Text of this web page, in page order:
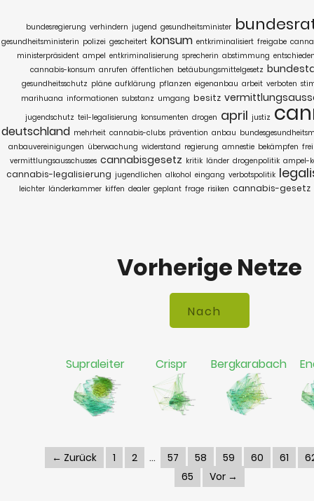
bundesregierung verhindern jugend gesundheitsminister
gesundheitsministerin polizei gescheitert konsum entkriminalisiert freigabe
ministerpräsident ampel entkriminalisierung sprecherin abstimmung
cannabis-konsum anrufen öffentlichen betäubungsmittelgesetz
gesundheitsschutz pläne aufklärung pflanzen eigenanbau arbeit verboten
marihuana informationen substanz umgang besitz
jugendschutz teil-legalisierung konsumenten drogen april justiz
deutschland mehrheit cannabis-clubs prävention anbau
anbauvereinigungen überwachung widerstand regierung amnestie bekämpfen
vermittlungsausschusses cannabisgesetz kritik länder drogenpolitik ampel-
cannabis-legalisierung jugendlichen alkohol eingang verbotspolitik
leichter länderkammer kiffen dealer geplant frage risiken cannabis-gesetz
Vorherige Netze
Supraleiter Crispr Bergkarabach
← Zurück 1 2 57 58 59 60 61
65
Vor →